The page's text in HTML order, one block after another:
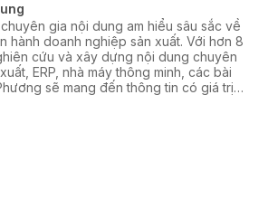
gia nội dung am hiểu sâu sắc về
hành doanh nghiệp sản xuất. Với hơn 8
cứu và xây dựng nội dung chuyên
ERP, nhà máy thông minh, các bài
sẽ mang đến thông tin có giá trị
âaaa